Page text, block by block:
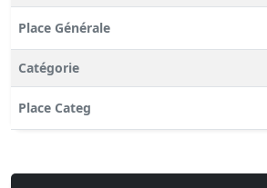
Place Générale
Catégorie
Place Categ